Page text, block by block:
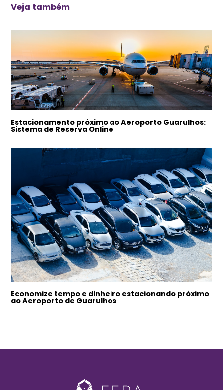
Veja também
Estacionamento próximo ao Aeroporto Guarulhos:
Sistema de Reserva Online
Economize tempo e dinheiro estacionando próximo
ao Aeroporto de Guarulhos